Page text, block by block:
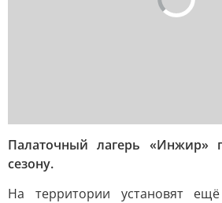
Палаточный лагерь «Инжир»
сезону.
На территории установят